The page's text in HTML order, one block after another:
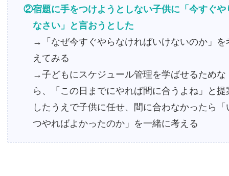
②宿題に手をつけようとしない子供に「今すぐや
なさい」と言おうとした
→「なぜ今すぐやらなければいけないのか」を
えてみる
→子どもにスケジュール管理を学ばせるためな
ら、「この日までにやれば間に合うよね」と提
したうえで子供に任せ、間に合わなかったら「
つやればよかったのか」を一緒に考える